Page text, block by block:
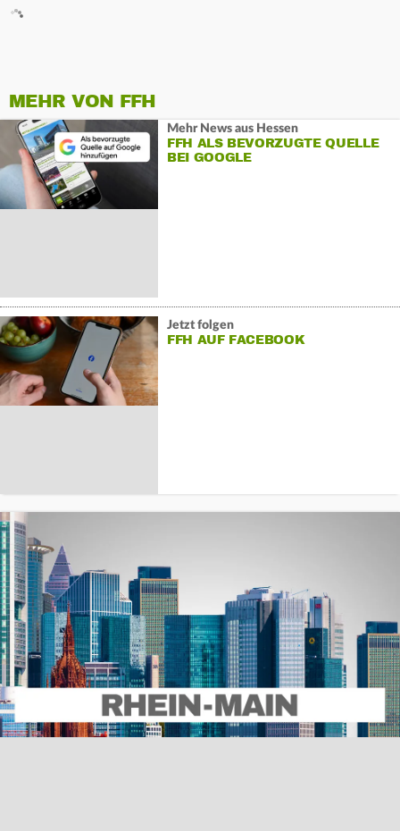
MEHR VON FFH
Mehr News aus Hessen
FFH ALS BEVORZUGTE QUELLE
BEI GOOGLE
Jetzt folgen
FFH AUF FACEBOOK